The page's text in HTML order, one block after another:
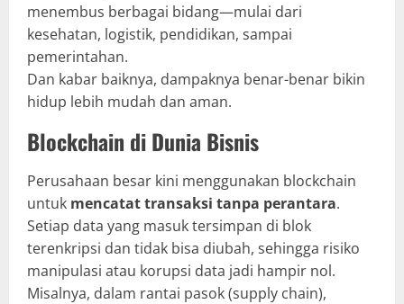
menembus berbagai bidang—mulai dari
kesehatan, logistik, pendidikan, sampai
pemerintahan.
Dan kabar baiknya, dampaknya benar-benar bikin
hidup lebih mudah dan aman.
Blockchain di Dunia Bisnis
Perusahaan besar kini menggunakan blockchain
untuk mencatat transaksi tanpa perantara.
Setiap data yang masuk tersimpan di blok
terenkripsi dan tidak bisa diubah, sehingga risiko
manipulasi atau korupsi data jadi hampir nol.
Misalnya, dalam rantai pasok (supply chain),